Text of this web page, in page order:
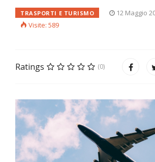
TRASPORTI E TURISMO
12 Maggio
Visite: 589
Ratings (0)